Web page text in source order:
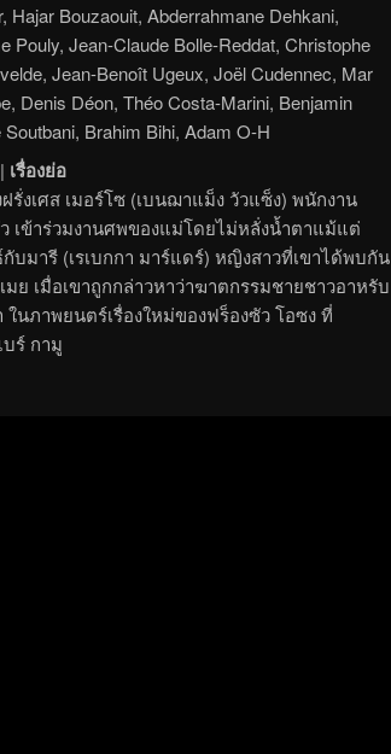
Hajar Bouzaouit, Abderrahmane Dehkani,
Pouly, Jean-Claude Bolle-Reddat, Christophe
Jean-Benoît Ugeux, Joël Cudennec, Mar
Denis Déon, Théo Costa-Marini, Benjamin
Brahim Bihi, Adam O-H
| เรื่องย่อ
รั่งเศส เมอร์โซ (เบนฌาแม็ง วัวแซ็ง) พนักงาน
เข้าร่วมงานศพของแม่โดยไม่หลั่งน้ำตาแม้แต่
บมารี (เรเบกกา มาร์แดร์) หญิงสาวที่เขาได้พบกัน
ย เมื่อเขาถูกกล่าวหาว่าฆาตกรรมชายชาวอาหรับ
ในภาพยนตร์เรื่องใหม่ของฟร็องซัว โอซง ที่
ร์ กามู